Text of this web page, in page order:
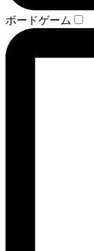
ボードゲーム